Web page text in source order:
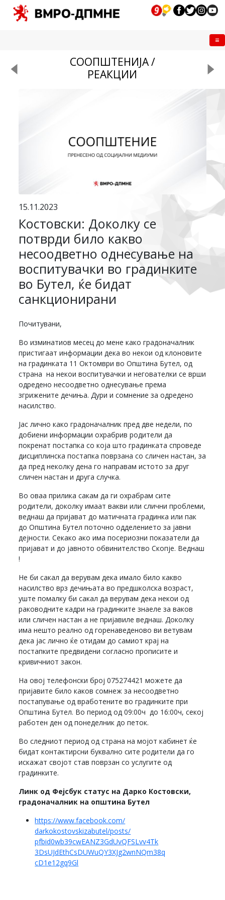
СООПШТЕНИЈА /
РЕАКЦИИ
15.11.2023
Костовски: Доколку се
потврди било какво
несоодветно однесување на
воспитувачки во градинките
во Бутел, ќе бидат
санкционирани
Почитувани,
Во изминатиов месец до мене како градоначалник
пристигаат информации дека во некои од клоновите
на градинката 11 Октомври во Општина Бутел, од
страна на некои воспитувачки и негователки се врши
одредено несоодветно однесување према
згрижените дечиња. Дури и сомнение за одредено
насилство.
Јас лично како градоначалник пред две недели, по
добиени информации охрабрив родители да
покренат постапка со која што градинката спроведе
дисциплинска постапка поврзана со сличен настан, за
да пред неколку дена го направам истото за друг
сличен настан и друга случка.
Во оваа прилика сакам да ги охрабрам сите
родители, доколку имаат вакви или слични проблеми,
веднаш да пријават до матичната градинка или пак
до Општина Бутел поточно одделението за јавни
дејности. Секако ако има посериозни показатели да
пријават и до јавното обвинителство Скопје. Веднаш
!
Не би сакал да верувам дека имало било какво
насилство врз дечињата во предшколска возраст,
уште помалку би сакал да верувам дека некои од
раководните кадри на градинките знаеле за ваков
или сличен настан а не пријавиле веднаш. Доколку
има нешто реално од горенаведеново ви ветувам
дека јас лично ќе отидам до самиот крај на
постапките предвидени согласно прописите и
кривичниот закон.
На овој телефонски број 075274421 можете да
пријавите било каков сомнеж за несоодветно
постапување од вработените во градинките при
Општина Бутел. Во период од 09:00ч до 16:00ч, секој
работен ден од понеделник до петок.
Во следниот период од страна на мојот кабинет ќе
бидат контактирсни буквално сите родители да го
искажат својот став поврзан со услугите од
градинките.
Линк од Фејсбук статус на Дарко Костовски,
градоначалник на општина Бутел
https://www.facebook.com/
darkokostovskizabutel/posts/
pfbid0wb39cwEANZ3GdUvQFSLvv4Tk
3DsUJdEthCsDUWuQY3XJg2wnNQm38q
cD1e12gq9Gl